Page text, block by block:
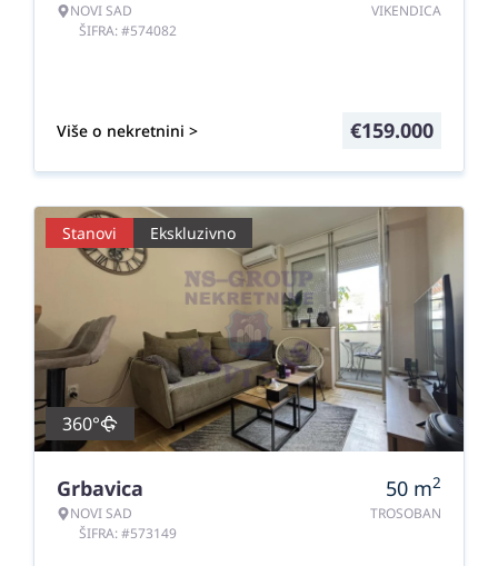
NOVI SAD
ŠIFRA: #574082
VIKENDICA
Više o nekretnini > €159.000
Stanovi Ekskluzivno
360°
Grbavica
NOVI SAD
ŠIFRA: #573149
50 m2
TROSOBAN